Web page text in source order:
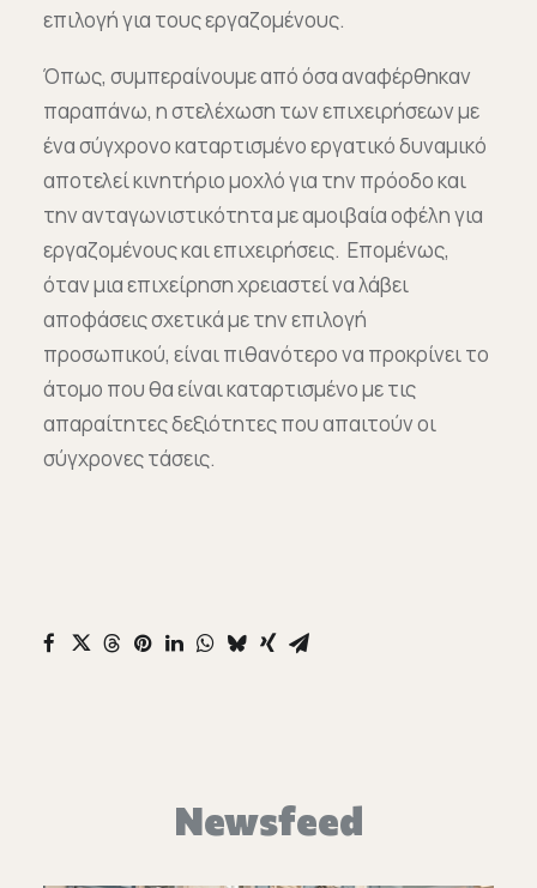
επιλογή για τους εργαζομένους.
Όπως, συμπεραίνουμε από όσα αναφέρθηκαν
παραπάνω, η στελέχωση των επιχειρήσεων με
ένα σύγχρονο καταρτισμένο εργατικό δυναμικό
αποτελεί κινητήριο μοχλό για την πρόοδο και
την ανταγωνιστικότητα με αμοιβαία οφέλη για
εργαζομένους και επιχειρήσεις. Επομένως,
όταν μια επιχείρηση χρειαστεί να λάβει
αποφάσεις σχετικά με την επιλογή
προσωπικού, είναι πιθανότερο να προκρίνει το
άτομο που θα είναι καταρτισμένο με τις
απαραίτητες δεξιότητες που απαιτούν οι
σύγχρονες τάσεις.
Newsfeed